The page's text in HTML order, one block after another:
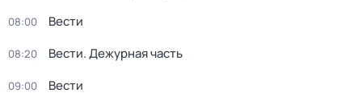
08:00 Вести
08:20 Вести. Дежурная часть
09:00 Вести